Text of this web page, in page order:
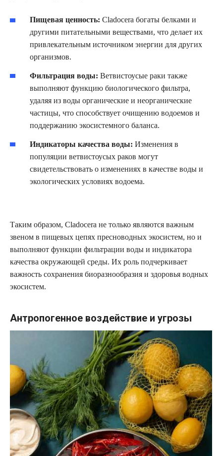
Пищевая ценность: Cladocera богаты белками и
другими питательными веществами, что делает их
привлекательным источником энергии для других
организмов.
Фильтрация воды: Ветвистоусые раки также
выполняют функцию биологического фильтра,
удаляя из воды органические и неорганические
частицы, что способствует очищению водоемов и
поддержанию экосистемного баланса.
Индикаторы качества воды: Изменения в
популяции ветвистоусых раков могут
свидетельствовать о изменениях в качестве воды и
экологических условиях водоема.
Таким образом, Cladocera не только являются важным
звеном в пищевых цепях пресноводных экосистем, но и
выполняют функции фильтрации воды и индикатора
качества окружающей среды. Их роль подчеркивает
важность сохранения биоразнообразия и здоровья водных
экосистем.
Антропогенное воздействие и угрозы